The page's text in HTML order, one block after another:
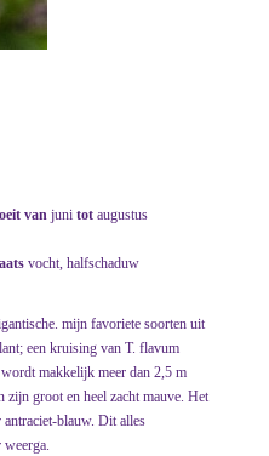
van juni tot augustus
vocht, halfschaduw
mijn favoriete soorten uit
een kruising van T. flavum
makkelijk meer dan 2,5 m
zijn groot en heel zacht mauve. Het
blauw. Dit alles
weerga.